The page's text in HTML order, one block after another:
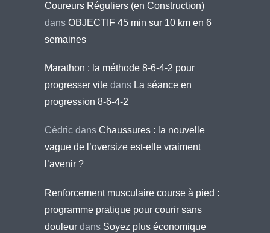
Coureurs Réguliers (en Construction)
dans OBJECTIF 45 min sur 10 km en 6
semaines
Marathon : la méthode 8-6-4-2 pour
progresser vite dans La séance en
progression 8-6-4-2
Cédric dans Chaussures : la nouvelle
vague de l’oversize est-elle vraiment
l’avenir ?
Renforcement musculaire course à pied :
programme pratique pour courir sans
douleur dans Soyez plus économique